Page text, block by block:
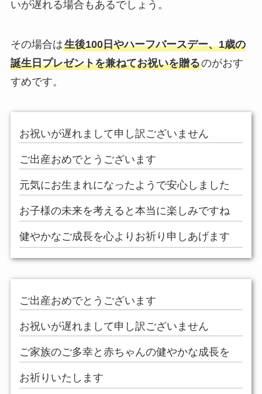
いが遅れる場合もあるでしょう。
その場合は生後100日やハーフバースデー、1歳の
誕生日プレゼントを兼ねてお祝いを贈るのがおす
すめです。
お祝いが遅れまして申し訳ございません
ご出産おめでとうございます
元気にお生まれになったようで安心しました
お子様の未来を考えると本当に楽しみですね
健やかなご成長を心よりお祈り申しあげます
ご出産おめでとうございます
お祝いが遅れまして申し訳ございません
ご家族のご多幸と赤ちゃんの健やかな成長を
お祈りいたします